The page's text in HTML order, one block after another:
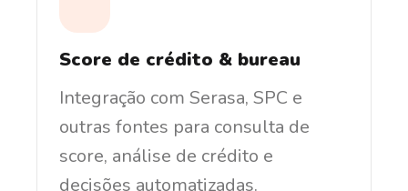
Score de crédito & bureau
Integração com Serasa, SPC e
outras fontes para consulta de
score, análise de crédito e
decisões automatizadas.